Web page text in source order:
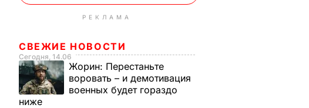
РЕКЛАМА
СВЕЖИЕ НОВОСТИ
Сегодня, 14.06
Жорин: Перестаньте
воровать – и демотивация
военных будет гораздо
ниже